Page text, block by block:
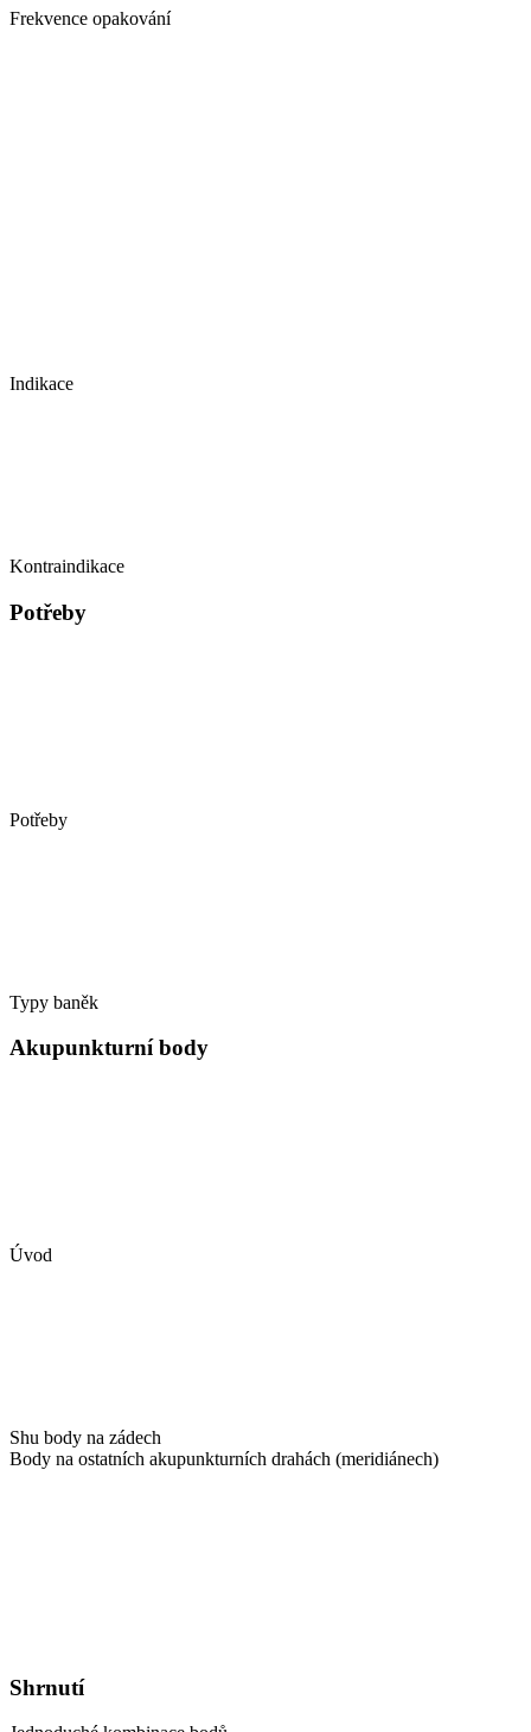
Frekvence opakování
Indikace
Kontraindikace
Potřeby
Potřeby
Typy baněk
Akupunkturní body
Úvod
Shu body na zádech
Body na ostatních akupunkturních drahách (meridiánech)
Shrnutí